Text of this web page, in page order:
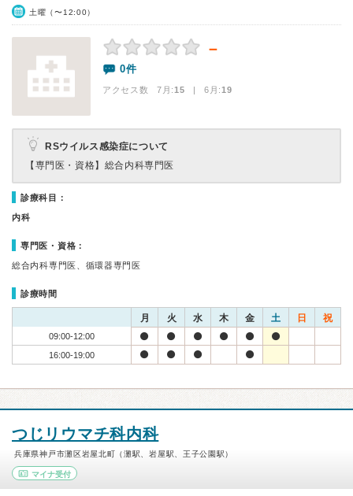
土曜（〜12:00）
－
0件
アクセス数 7月:15 | 6月:19
RSウイルス感染症について
【専門医・資格】 総合内科専門医
診療科目：
内科
専門医・資格：
総合内科専門医、循環器専門医
診療時間
月 火 水 木 金 土 日 祝
09:00-12:00
16:00-19:00
つじリウマチ科内科
兵庫県神戸市灘区岩屋北町（灘駅、岩屋駅、王子公園駅）
マイナ受付